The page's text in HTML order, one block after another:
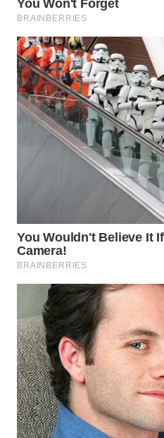
WN
PRIANGAN
TIMUR
WN
SEMARANG
WN
WN
MADURA
WN
SURABAYA
WN
NATUNA
WN
BINTAN